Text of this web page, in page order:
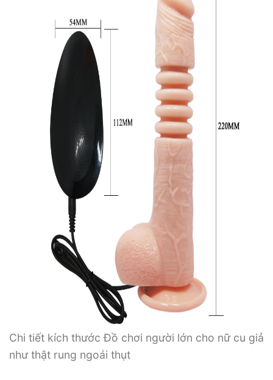
Chi tiết kích thước Đồ chơi người lớn cho nữ cu giả
như thật rung ngoái thụt